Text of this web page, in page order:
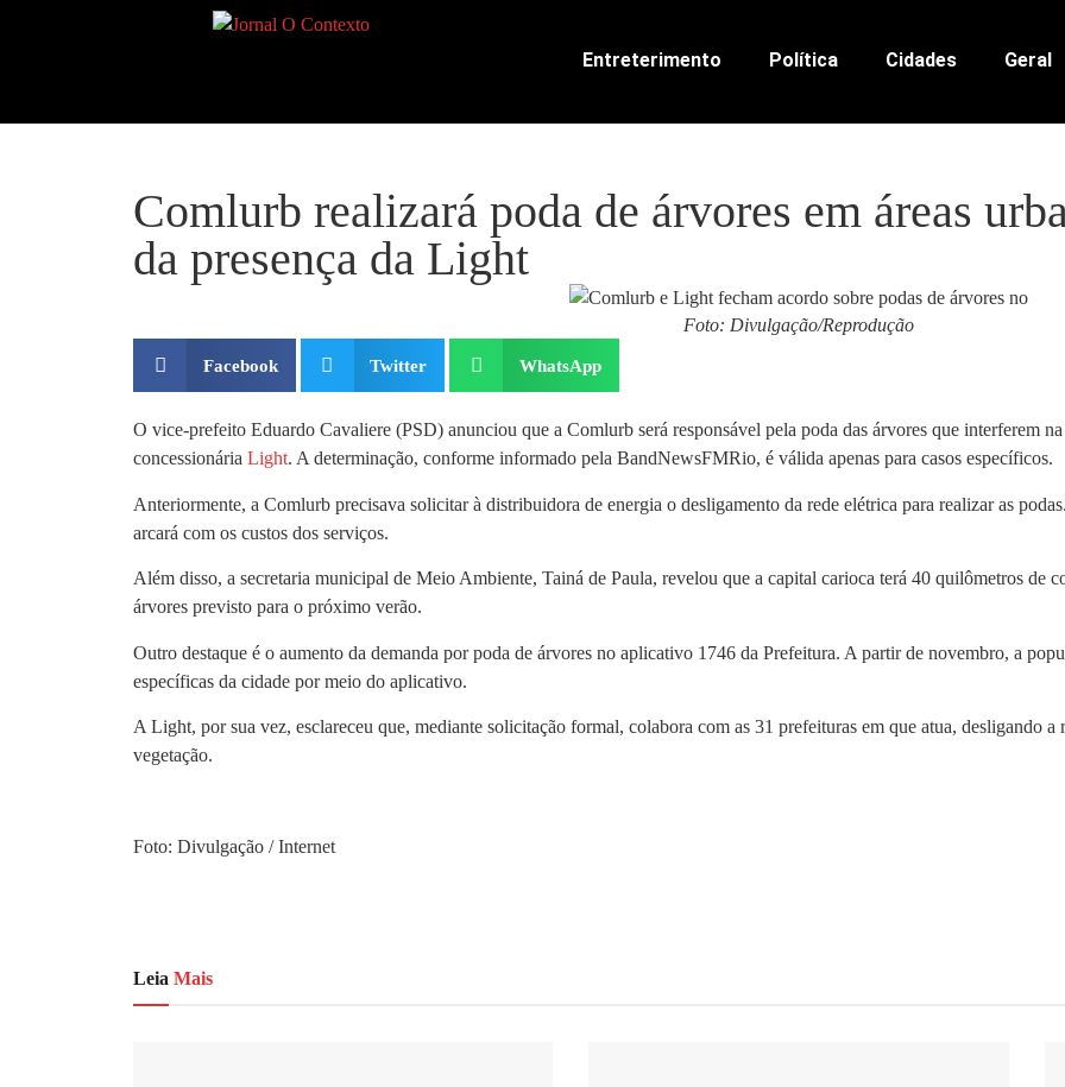
Entreterimento Política Cidades Geral
Comlurb realizará poda de árvores em áreas
da presença da Light
Foto: Divulgação/Reprodução
Facebook Twitter WhatsApp
O vice-prefeito Eduardo Cavaliere (PSD) anunciou que a Comlurb será responsável pela poda das árvores que interferem
concessionária Light. A determinação, conforme informado pela BandNewsFMRio, é válida apenas para casos específicos.
Anteriormente, a Comlurb precisava solicitar à distribuidora de energia o desligamento da rede elétrica para realizar as
arcará com os custos dos serviços.
Além disso, a secretaria municipal de Meio Ambiente, Tainá de Paula, revelou que a capital carioca terá 40 quilômetros de
árvores previsto para o próximo verão.
Outro destaque é o aumento da demanda por poda de árvores no aplicativo 1746 da Prefeitura. A partir de novembro, a
específicas da cidade por meio do aplicativo.
A Light, por sua vez, esclareceu que, mediante solicitação formal, colabora com as 31 prefeituras em que atua, desligando a
vegetação.
Foto: Divulgação / Internet
Leia Mais